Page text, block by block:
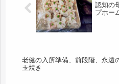
認知の
プホー
老健の入所準備、前段階、永遠
玉焼き